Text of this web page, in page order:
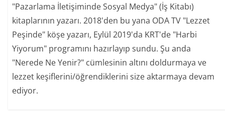
"Pazarlama İletişiminde Sosyal Medya" (İş Kitabı)
kitaplarının yazarı. 2018'den bu yana ODA TV "Lezzet
Peşinde" köşe yazarı, Eylül 2019'da KRT'de "Harbi
Yiyorum" programını hazırlayıp sundu. Şu anda
"Nerede Ne Yenir?" cümlesinin altını doldurmaya ve
lezzet keşiflerini/öğrendiklerini size aktarmaya devam
ediyor.